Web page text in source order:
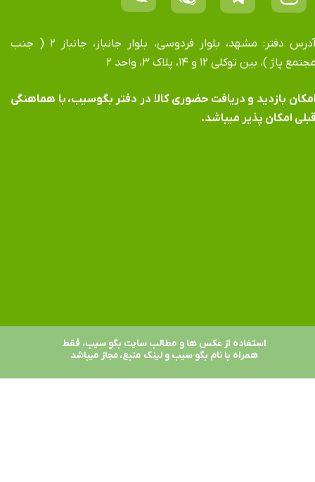
آدرس دفتر: مشهد، بلوار فردوسی، بلوار جانباز، جانباز ۲ ( جنب
پاژ )، بین توکلی ۱۲ و ۱۴، پلاک ۳، واحد ۲
بازدید و دریافت حضوری کالا در دفتر بگوسیب، با هماهنگی
امکان پذیر میباشد.
استفاده از عکس ها و مطالب سایت بگو سیب، فقط
همراه با نام بگو سیب و لینک منبع، مجاز میباشد